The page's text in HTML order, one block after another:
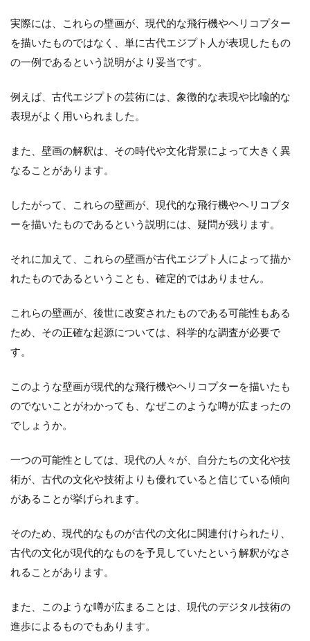
実際には、これらの壁画が、現代的な飛行機やヘリコプター
を描いたものではなく、単に古代エジプト人が表現したもの
の一例であるという説明がより妥当です。
例えば、古代エジプトの芸術には、象徴的な表現や比喩的な
表現がよく用いられました。
また、壁画の解釈は、その時代や文化背景によって大きく異
なることがあります。
したがって、これらの壁画が、現代的な飛行機やヘリコプタ
ーを描いたものであるという説明には、疑問が残ります。
それに加えて、これらの壁画が古代エジプト人によって描か
れたものであるということも、確定的ではありません。
これらの壁画が、後世に改変されたものである可能性もある
ため、その正確な起源については、科学的な調査が必要で
す。
このような壁画が現代的な飛行機やヘリコプターを描いたも
のでないことがわかっても、なぜこのような噂が広まったの
でしょうか。
一つの可能性としては、現代の人々が、自分たちの文化や技
術が、古代の文化や技術よりも優れていると信じている傾向
があることが挙げられます。
そのため、現代的なものが古代の文化に関連付けられたり、
古代の文化が現代的なものを予見していたという解釈がなさ
れることがあります。
また、このような噂が広まることは、現代のデジタル技術の
進歩によるものでもあります。